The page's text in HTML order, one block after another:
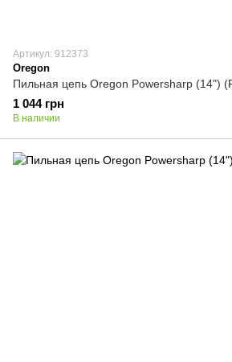
Артикул: 912373
Oregon
Пильная цепь Oregon Powersharp (14")
1 044 грн
В наличии